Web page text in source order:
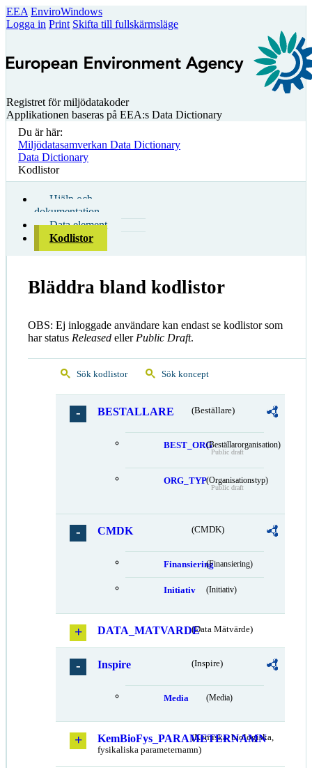
EEA EnviroWindows
Logga in Print Skifta till fullskärmsläge
Registret för miljödatakoder
Applikationen baseras på EEA:s Data Dictionary
Du är här:
Miljödatasamverkan Data Dictionary
Data Dictionary
Kodlistor
Hjälp och
dokumentation
Data element
Kodlistor
Bläddra bland kodlistor
OBS: Ej inloggade användare kan endast se kodlistor som
har status Released eller Public Draft.
Sök kodlistor Sök koncept
BESTALLARE (Beställare)
BEST_ORG(Beställarorganisation)
Public draft
ORG_TYP(Organisationstyp)
Public draft
CMDK (CMDK)
Finansiering(Finansiering)
Initiativ (Initiativ)
DATA_MATVARDE(Data Mätvärde)
Inspire (Inspire)
Media (Media)
KemBioFys_PARAMETERNAMN
(Kemiska, biologiska,
fysikaliska parameternamn)